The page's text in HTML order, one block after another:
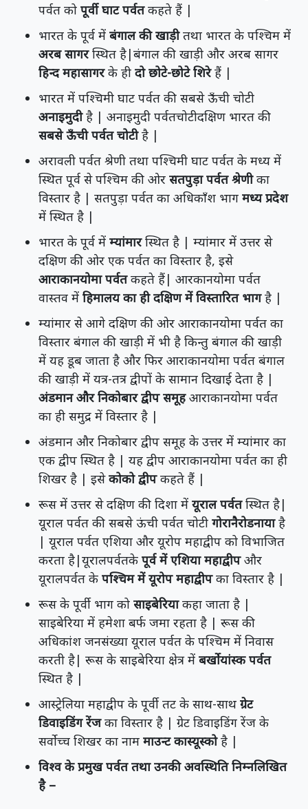
पर्वत को पूर्वी घाट पर्वतकहते हैं |
भारत के पूर्व में बंगाल की खाड़ीतथा भारत के पश्चिम में
अरब सागरस्थित है|बंगाल की खाड़ी और अरब सागर
हिन्द महासागरके ही दो छोटे-छोटे शिरेहैं |
भारत में पश्चिमी घाट पर्वत की सबसे ऊँची चोटी
अनाइमुदीहै | अनाइमुदी पर्वतचोटीदक्षिण भारत की
सबसे ऊँची पर्वत चोटीहै |
अरावली पर्वत श्रेणी तथा पश्चिमी घाट पर्वत के मध्य में
स्थित पूर्व से पश्चिम की ओर सतपुड़ा पर्वत श्रेणीका
विस्तार है | सतपुड़ा पर्वत का अधिकाँश भाग मध्य प्रदेश
में स्थित है |
भारत के पूर्व में म्यांमारस्थित है | म्यांमार में उत्तर से
दक्षिण की ओर एक पर्वत का विस्तार है, इसे
आराकानयोमा पर्वतकहते हैं| आरकानयोमा पर्वत
वास्तव में हिमालय का ही दक्षिण में विस्तारित भागहै |
म्यांमार से आगे दक्षिण की ओर आराकानयोमा पर्वत का
विस्तार बंगाल की खाड़ी में भी है किन्तु बंगाल की खाड़ी
में यह डूब जाता है और फिर आराकानयोमा पर्वत बंगाल
की खाड़ी में यत्र-तत्र द्वीपों के सामान दिखाई देता है |
अंडमान और निकोबार द्वीप समूहआराकानयोमा पर्वत
का ही समुद्र में विस्तार है |
अंडमान और निकोबार द्वीप समूह के उत्तर में म्यांमार का
एक द्वीप स्थित है | यह द्वीप आराकानयोमा पर्वत का ही
शिखर है | इसेकोको द्वीपकहते हैं |
रूस में उत्तर से दक्षिण की दिशा में यूराल पर्वतस्थित है|
यूराल पर्वत की सबसे ऊंची पर्वत चोटी गोरानैरोडनायाहै
| यूराल पर्वत एशिया और यूरोप महाद्वीप को विभाजित
करता है|यूरालपर्वतके पूर्व में एशिया महाद्वीपऔर
यूरालपर्वत के पश्चिम में यूरोप महाद्वीपका विस्तार है |
रूस के पूर्वी भाग को साइबेरियाकहा जाता है |
साइबेरिया में हमेशा बर्फ जमा रहता है | रूस की
अधिकांश जनसंख्या यूराल पर्वत के पश्चिम में निवास
करती है| रूस के साइबेरिया क्षेत्र में बर्खोयांस्क पर्वत
स्थित है |
आस्ट्रेलिया महाद्वीप के पूर्वी तट के साथ-साथ ग्रेट
डिवाइडिंग रेंजका विस्तार है | ग्रेट डिवाइडिंग रेंज के
सर्वोच्च शिखर का नाम माउन्ट कास्यूस्कोहै |
विश्व के प्रमुख पर्वत तथा उनकी अवस्थिति निम्नलिखित
है –